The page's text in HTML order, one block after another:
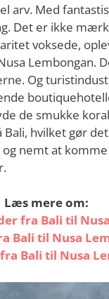
arv. Med
Det er ikke
voksede,
Lembongan.
Og
de smukke
hvilket gør
nemt at
Læs mere om:
fra Bali til
Bali til Nusa
Bali til Nusa